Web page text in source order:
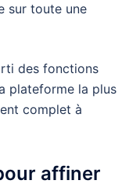
sur toute une
des fonctions
plateforme la plus
complet à
affiner